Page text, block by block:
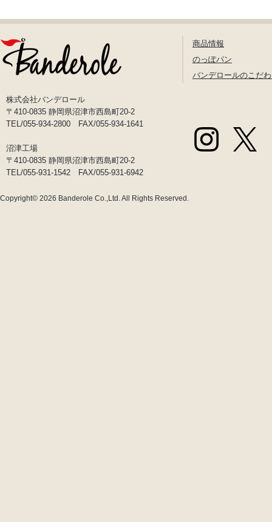
株式会社バンデロール
〒410-0835 静岡県沼津市西島町20-2
TEL/055-934-2800 FAX/055-934-1641
沼津工場
〒410-0835 静岡県沼津市西島町20-2
TEL/055-931-1542 FAX/055-931-6942
商品情報
のっぽパン
バンデロールのこだ
Copyright© 2026 Banderole Co.,Ltd.All Rights Reserved.